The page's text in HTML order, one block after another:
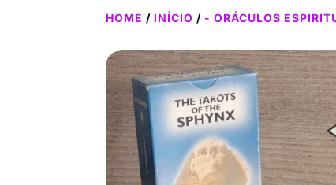
HOME / INÍCIO / - ORÁCULOS